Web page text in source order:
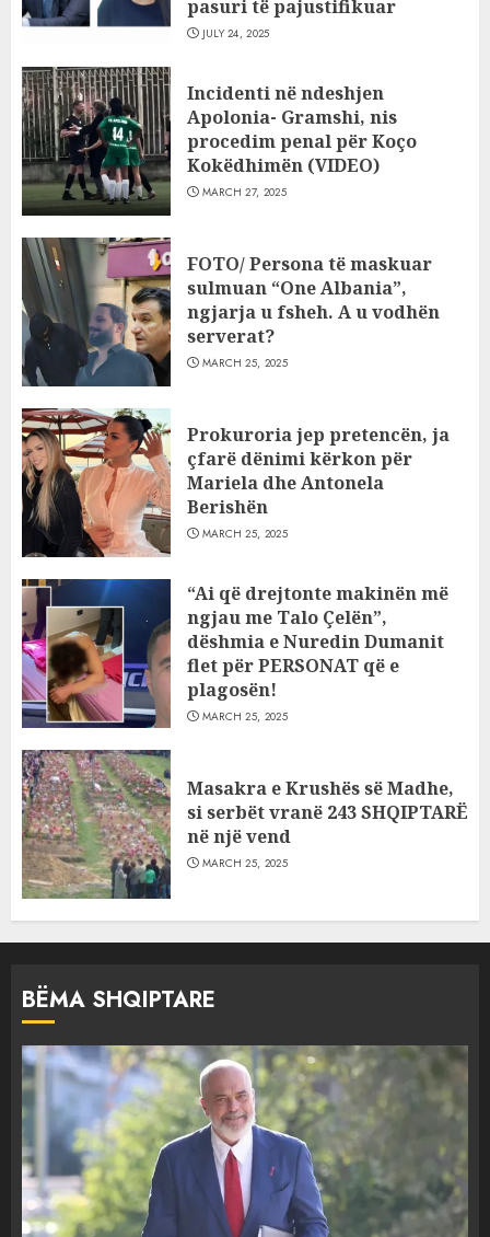
pasuri të pajustifikuar
JULY 24, 2025
Incidenti në ndeshjen
Apolonia- Gramshi, nis
procedim penal për Koço
Kokëdhimën (VIDEO)
MARCH 27, 2025
FOTO/ Persona të maskuar
sulmuan “One Albania”,
ngjarja u fsheh. A u vodhën
serverat?
MARCH 25, 2025
Prokuroria jep pretencën, ja
çfarë dënimi kërkon për
Mariela dhe Antonela
Berishën
MARCH 25, 2025
“Ai që drejtonte makinën më
ngjau me Talo Çelën”,
dëshmia e Nuredin Dumanit
flet për PERSONAT që e
plagosën!
MARCH 25, 2025
Masakra e Krushës së Madhe,
si serbët vranë 243 SHQIPTARË
në një vend
MARCH 25, 2025
BËMA SHQIPTARE